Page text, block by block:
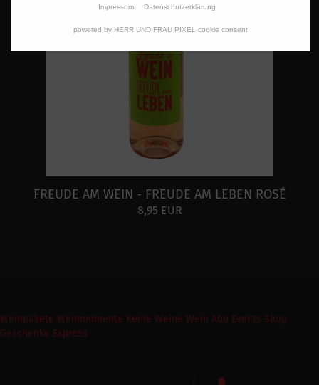
FREUDE AM WEIN - FREUDE AM LEBEN ROSÉ
8,95 EUR
Weinpakete Weinmomente Keine Weine Wein Abo Events Shop
Geschenke Express
Impressum Datenschutzerklärung
powered by HERR UND FRAU PIXEL cookie consent